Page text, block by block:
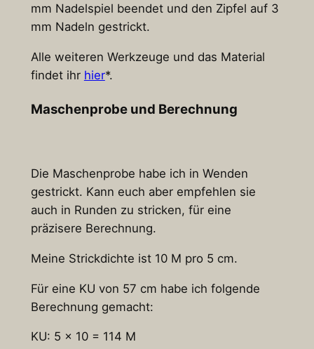
mm Nadelspiel beendet und den Zipfel auf 3
mm Nadeln gestrickt.
Alle weiteren Werkzeuge und das Material
findet ihr hier*.
Maschenprobe und Berechnung
Die Maschenprobe habe ich in Wenden
gestrickt. Kann euch aber empfehlen sie
auch in Runden zu stricken, für eine
präzisere Berechnung.
Meine Strickdichte ist 10 M pro 5 cm.
Für eine KU von 57 cm habe ich folgende
Berechnung gemacht:
KU: 5 x 10 = 114 M